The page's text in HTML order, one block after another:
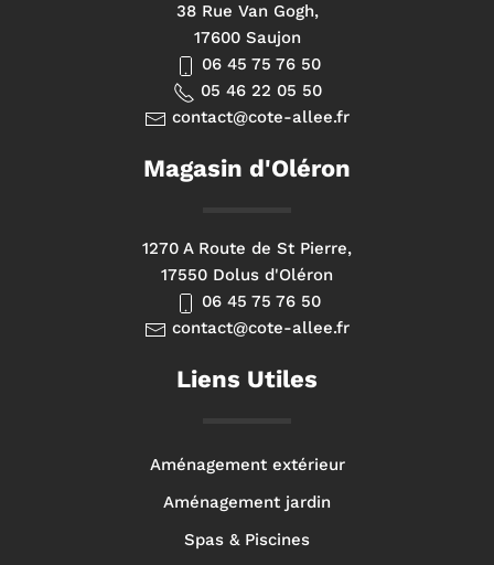
38 Rue Van Gogh,
17600 Saujon
06 45 75 76 50
05 46 22 05 50
contact@cote-allee.fr
Magasin d'Oléron
1270 A Route de St Pierre,
17550 Dolus d'Oléron
06 45 75 76 50
contact@cote-allee.fr
Liens Utiles
Aménagement extérieur
Aménagement jardin
Spas & Piscines